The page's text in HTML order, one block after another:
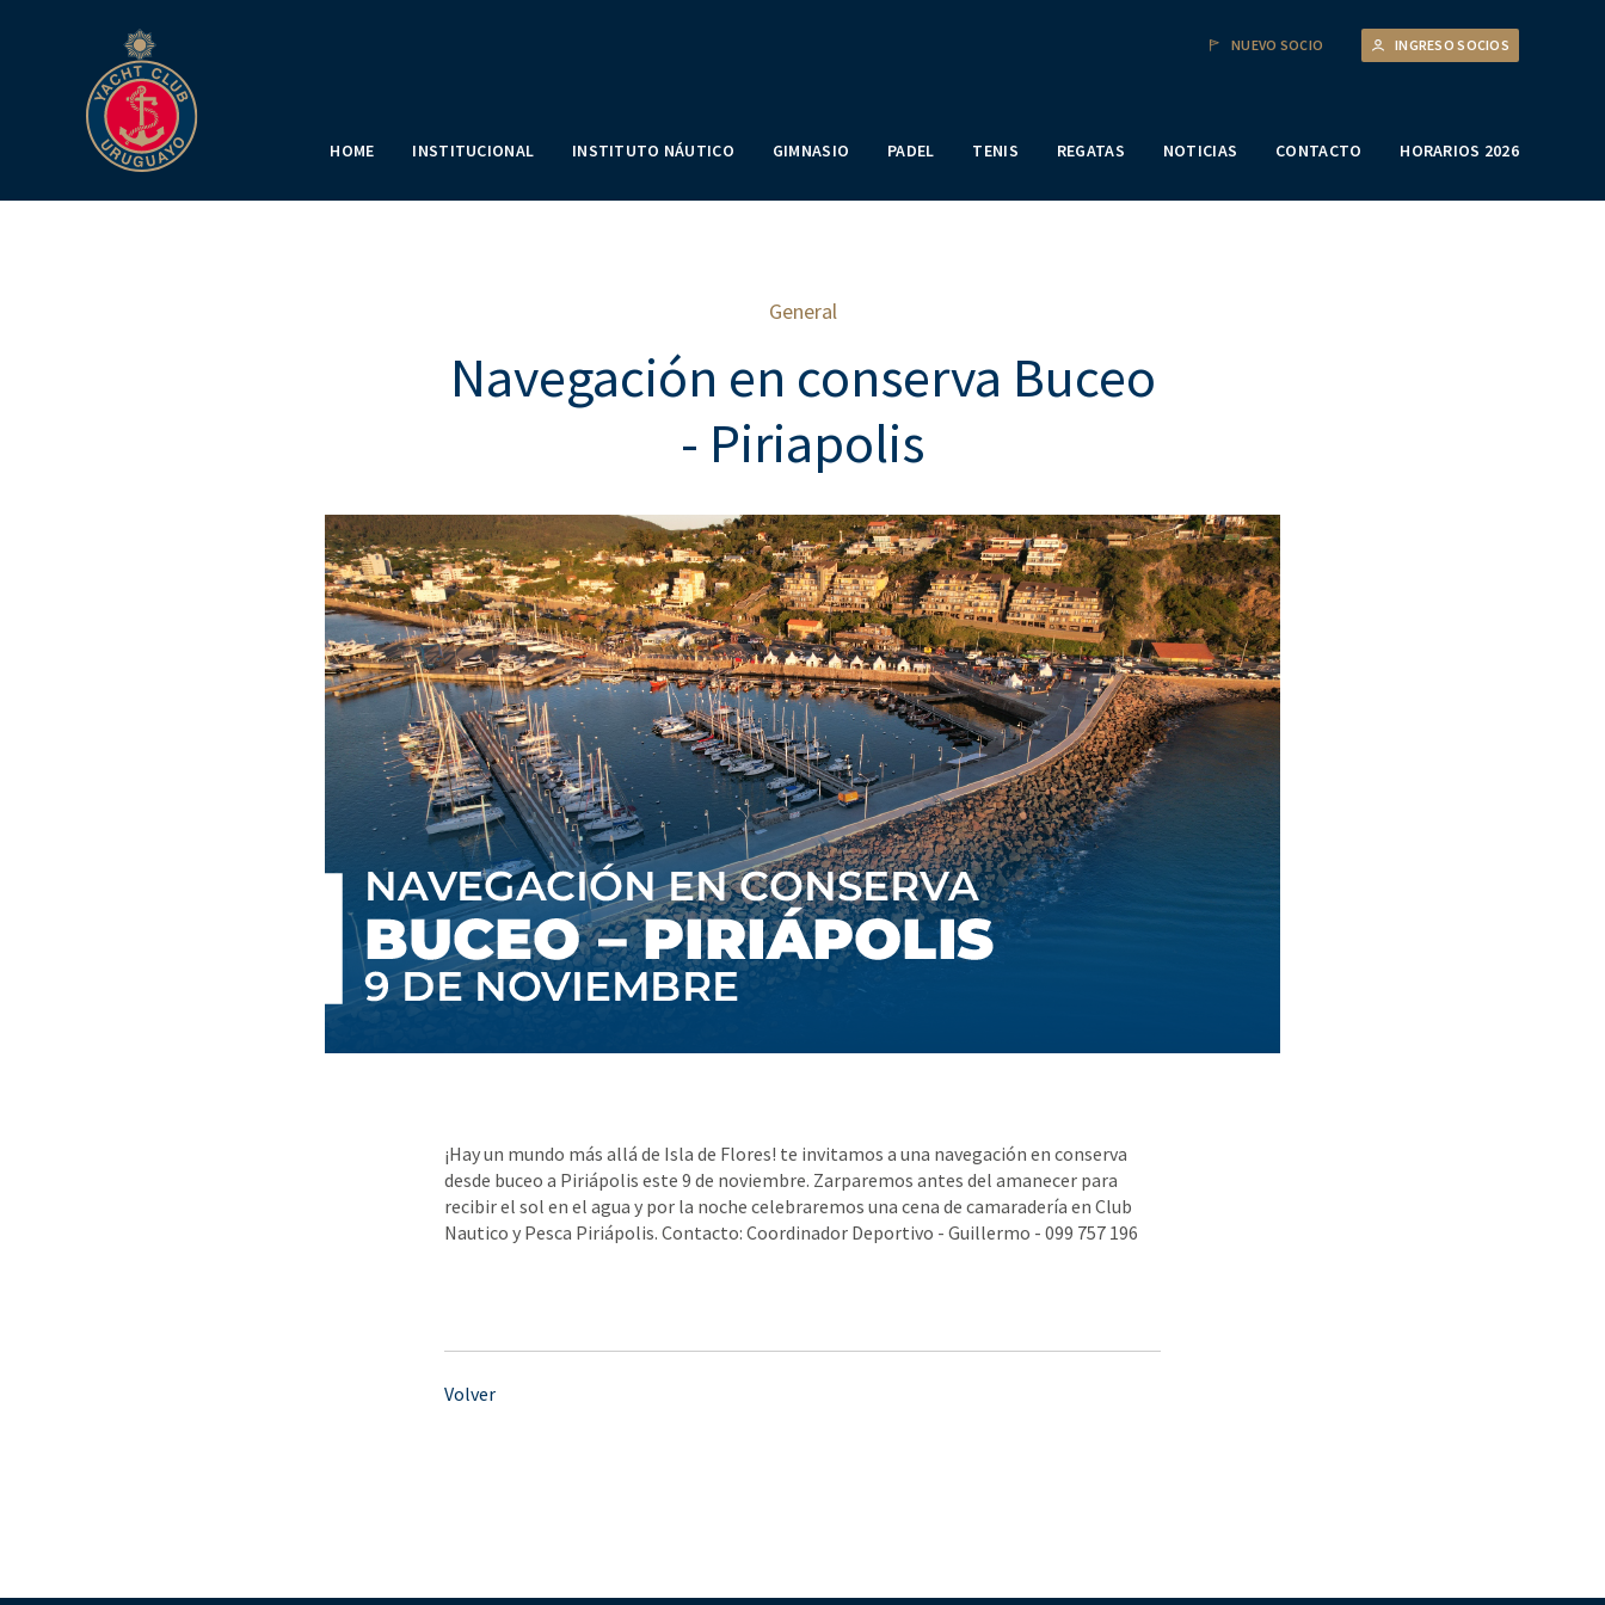
NUEVO SOCIO INGRESO SOCIOS
HOME INSTITUCIONAL INSTITUTO NÁUTICO GIMNASIO PADEL TENIS REGATAS NOTICIAS CONTACTO HORARIOS 2026
General
Navegación en conserva Buceo
- Piriapolis
¡Hay un mundo más allá de Isla de Flores! te invitamos a una navegación en conserva
desde buceo a Piriápolis este 9 de noviembre. Zarparemos antes del amanecer para
recibir el sol en el agua y por la noche celebraremos una cena de camaradería en Club
Nautico y Pesca Piriápolis. Contacto: Coordinador Deportivo - Guillermo - 099 757 196
Volver